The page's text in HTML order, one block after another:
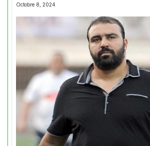
Octobre 8, 2024